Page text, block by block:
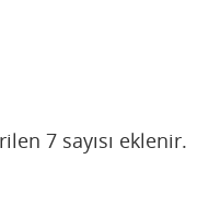
7 sayısı eklenir.